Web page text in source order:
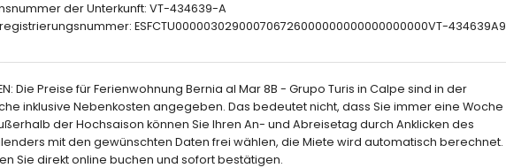
Calpe (innerhalb von 1000 Metern vom Apartment)
Cantal Roig (innerhalb von 25 Metern vom Apartment)
El Altet (Alicante) (innerhalb von 100 Kilometern vom Apartment)
in der Nähe: Bus innerhalb von 100 Metern
erlaubt
der Unterkunft: VT-434639-A
ESFCTU000003029000706726000000000000000000VT-434639A9
Die Preise für Ferienwohnung Bernia al Mar 8B - Grupo Turis in Calpe sind in der
inklusive Nebenkosten angegeben. Das bedeutet nicht, dass Sie immer eine Woche
der Hochsaison können Sie Ihren An- und Abreisetag durch Anklicken des
mit den gewünschten Daten frei wählen, die Miete wird automatisch berechnet.
Sie direkt online buchen und sofort bestätigen.